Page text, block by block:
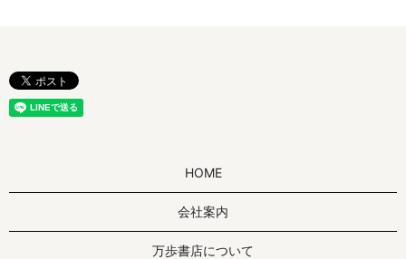
HOME
会社案内
万歩書店について